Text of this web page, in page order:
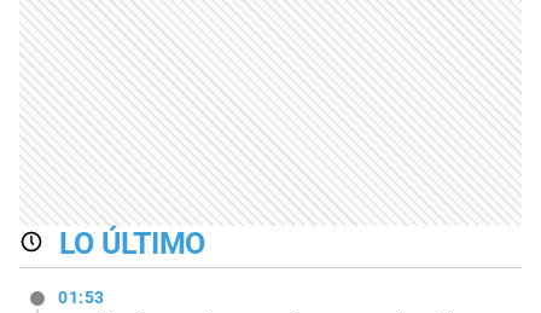
LO ÚLTIMO
01:53